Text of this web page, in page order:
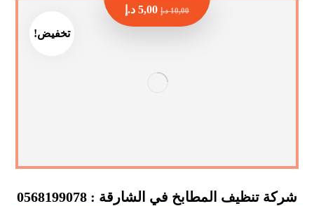
تخفيض!
شركة تنظيف المطابخ في الشارقة : 0568199078
10,00 د.إ 5,00 د.إ